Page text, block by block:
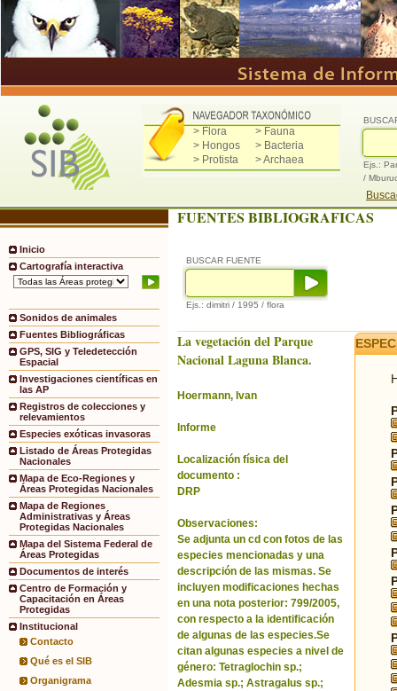
> Flora
> Fauna
> Hongos
> Bacteria
> Protista
> Archaea
Ejs.:
/
Inicio
Cartografía interactiva
Sonidos de animales
Fuentes Bibliográficas
GPS, SIG y Teledetección
Espacial
Investigaciones científicas en
las AP
Registros de colecciones y
relevamientos
Especies exóticas invasoras
Listado de Áreas Protegidas
Nacionales
Mapa de Eco-Regiones y
Áreas Protegidas Nacionales
Mapa de Regiones
Administrativas y Áreas
Protegidas Nacionales
Mapa del Sistema Federal de
Áreas Protegidas
Documentos de interés
Centro de Formación y
Capacitación en Áreas
Protegidas
Institucional
Contacto
Qué es el SIB
Organigrama
FUENTES BIBLIOGRAFICAS
BUSCAR FUENTE
Ejs.: dimitri / 1995 / flora
La vegetación del Parque
Nacional Laguna Blanca.
Hoermann, Ivan
Informe
Localización física del
documento :
DRP
Observaciones:
Se adjunta un cd con fotos de las
especies mencionadas y una
descripción de las mismas. Se
incluyen modificaciones hechas
en una nota posterior: 799/2005,
con respecto a la identificación
de algunas de las especies.Se
citan algunas especies a nivel de
género: Tetraglochin sp.;
Adesmia sp.; Astragalus sp.;